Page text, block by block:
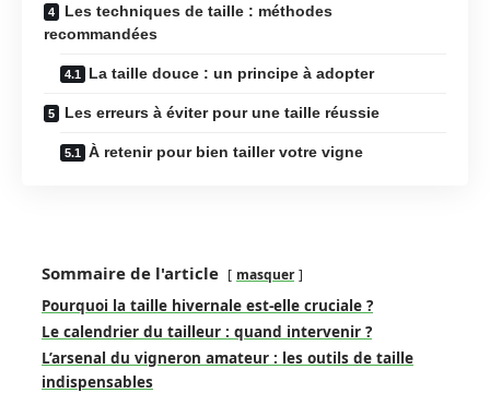
Les techniques de taille : méthodes
recommandées
La taille douce : un principe à adopter
Les erreurs à éviter pour une taille réussie
À retenir pour bien tailler votre vigne
Sommaire de l'article masquer
Pourquoi la taille hivernale est-elle cruciale ?
Le calendrier du tailleur : quand intervenir ?
L’arsenal du vigneron amateur : les outils de taille
indispensables